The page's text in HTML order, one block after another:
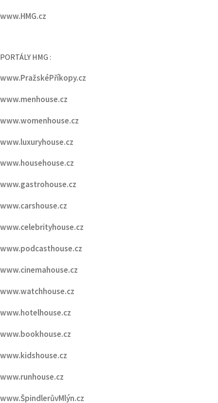
www.HMG.cz
PORTÁLY HMG :
www.PražskéPříkopy.cz
www.menhouse.cz
www.womenhouse.cz
www.luxuryhouse.cz
www.househouse.cz
www.gastrohouse.cz
www.carshouse.cz
www.celebrityhouse.cz
www.podcasthouse.cz
www.cinemahouse.cz
www.watchhouse.cz
www.hotelhouse.cz
www.bookhouse.cz
www.kidshouse.cz